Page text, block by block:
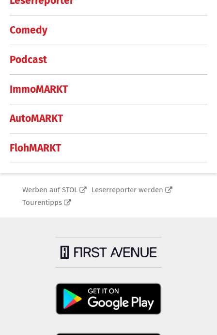
Comedy
Podcast
ImmoMARKT
AutoMARKT
FlohMARKT
Werben auf STOL
Leserreporter werden
Tourentipps